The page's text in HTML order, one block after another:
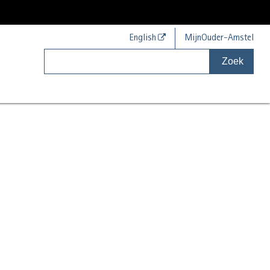
English MijnOuder-Amstel
Zoek